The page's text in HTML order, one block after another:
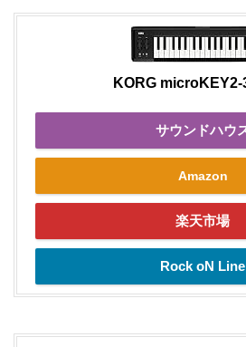
KORG microKEY2-
サウンドハウ
Amazon
楽天市場
Rock oN Line